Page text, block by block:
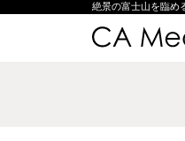
絶景の富士山を臨め